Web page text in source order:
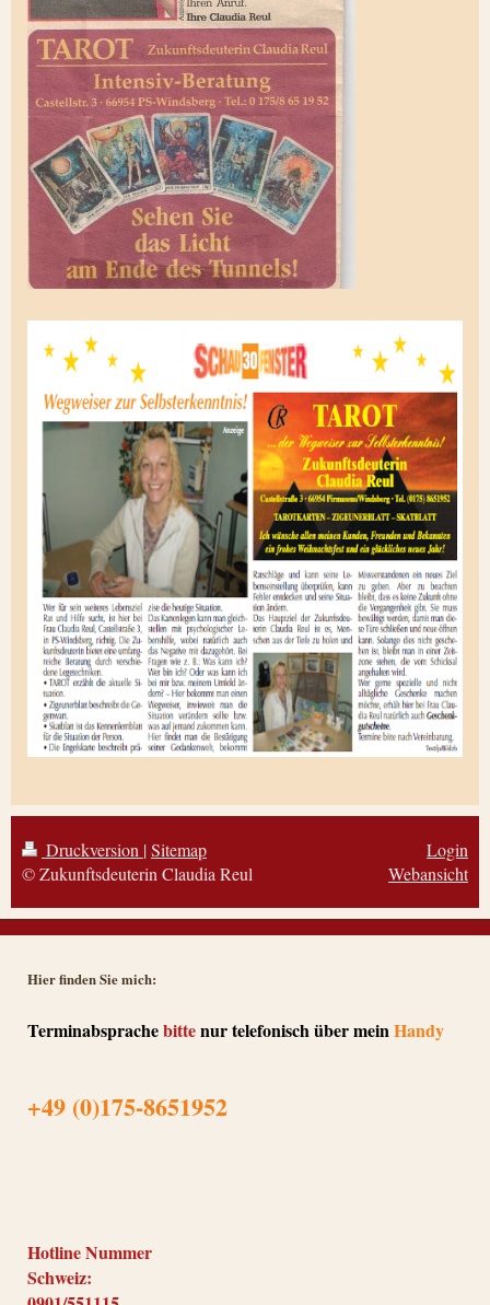
Druckversion |Sitemap
© Zukunftsdeuterin Claudia Reul
Login
Webansicht
Hier finden Sie mich:
Terminabsprachebittenur telefonisch über meinHandy
+49 (0)175-8651952
Hotline Nummer
Schweiz: